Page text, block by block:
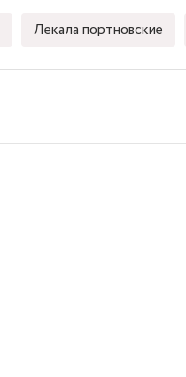
Лекала портновские